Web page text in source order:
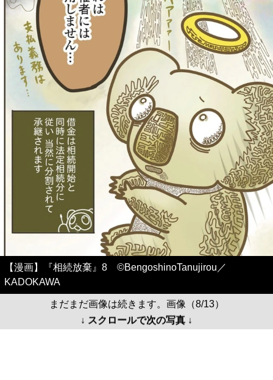
【漫画】『相続放棄』8 ©BengoshinoTanujirou／
KADOKAWA
まだまだ画像は続きます。画像（8/13）
↓ スクロールで次の写真 ↓